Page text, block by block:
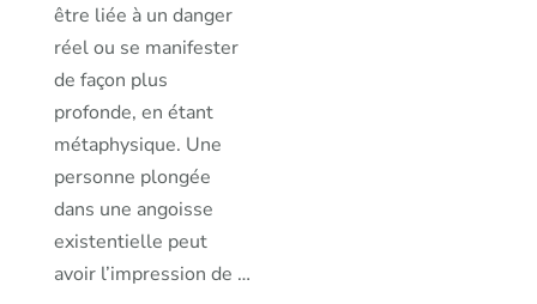
être liée à un danger
réel ou se manifester
de façon plus
profonde, en étant
métaphysique. Une
personne plongée
dans une angoisse
existentielle peut
avoir l’impression de …